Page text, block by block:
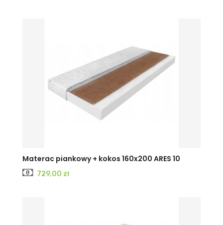
Materac piankowy + kokos 160x200 ARES 10
Cena
729,00 zł